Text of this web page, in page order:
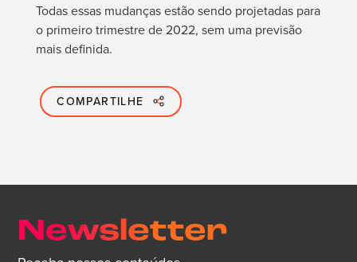
Todas essas mudanças estão sendo projetadas para
o primeiro trimestre de 2022, sem uma previsão
mais definida.
COMPARTILHE
Newsletter